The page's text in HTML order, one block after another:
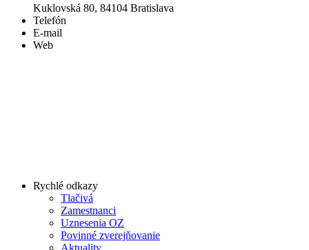
Kuklovská 80, 84104 Bratislava
Telefón
E-mail
Web
Rychlé odkazy
Tlačivá
Zamestnanci
Uznesenia OZ
Povinné zverejňovanie